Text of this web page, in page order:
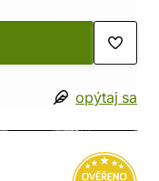
opýtaj sa